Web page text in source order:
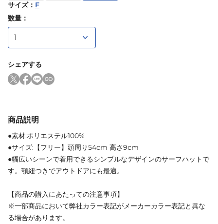
サイズ： F
数量：
シェアする
商品説明
●素材:ポリエステル100%
●サイズ:【フリー】頭周り54cm 高さ9cm
●幅広いシーンで着用できるシンプルなデザインのサーフハットで
す。顎紐つきでアウトドアにも最適。
【商品の購入にあたっての注意事項】
※一部商品において弊社カラー表記がメーカーカラー表記と異な
る場合があります。